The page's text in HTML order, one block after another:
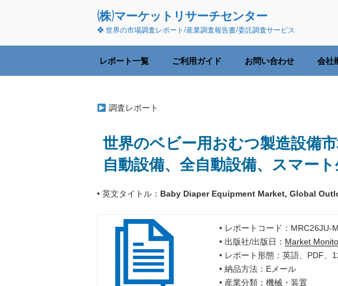
ン
へ
(株)マーケットリサーチセンター
❖ 世界の市場調査レポート/産業調査報告書/委託調査サービス
レポート一覧 ご利用ガイド お問い合わせ 会社
調査レポート
世界のベビー用おむつ製造設備
自動設備、全自動設備、スマー
• 英文タイトル： Baby Diaper Equipment Market, Global
• レポートコード：MRC26JU-
• 出版社/出版日： Market
• レポート形態：英語、PDF、
• 納品方法：Eメール
• 産業分類：機械・装置